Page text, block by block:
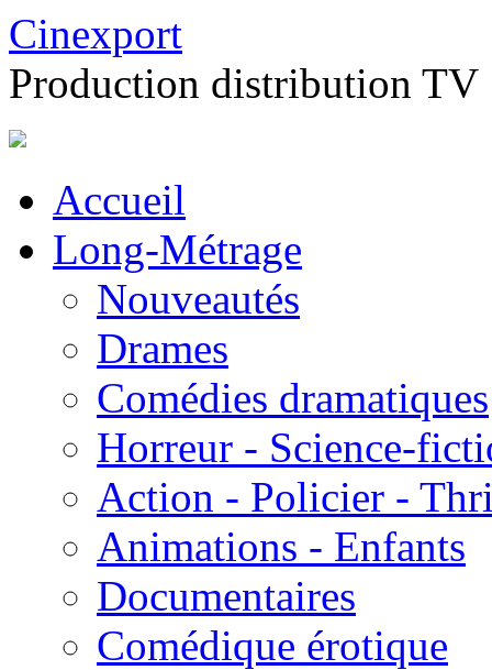
Cinexport
Production distribution TV
Accueil
Long-Métrage
Nouveautés
Drames
Comédies dramatiques
Horreur - Science-
Action - Policier -
Animations - Enfants
Documentaires
Comédique érotique